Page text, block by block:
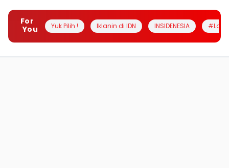
For
You
Yuk Pilih ! Iklanin di IDN INSIDENESIA